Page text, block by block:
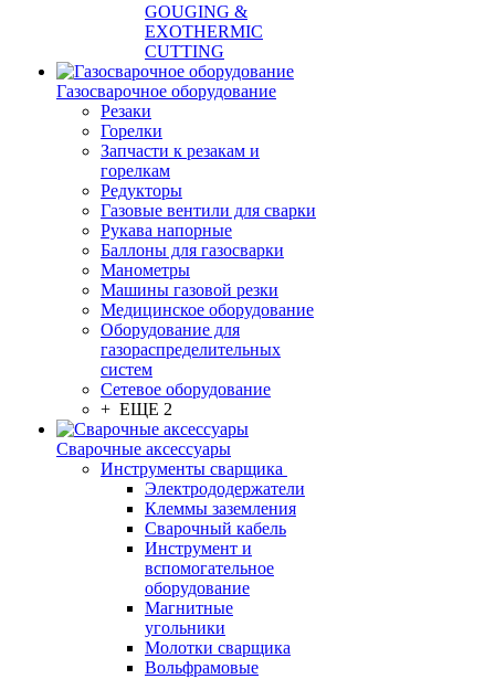
GOUGING &
EXOTHERMIC
CUTTING
Газосварочное оборудование
Резаки
Горелки
Запчасти к резакам и
горелкам
Редукторы
Газовые вентили для сварки
Рукава напорные
Баллоны для газосварки
Манометры
Машины газовой резки
Медицинское оборудование
Оборудование для
газораспределительных
систем
Сетевое оборудование
+ ЕЩЕ 2
Сварочные аксессуары
Инструменты сварщика
Электрододержатели
Клеммы заземления
Сварочный кабель
Инструмент и
вспомогательное
оборудование
Магнитные
угольники
Молотки сварщика
Вольфрамовые